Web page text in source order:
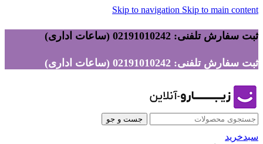
Skip to navigation Skip to main content
ثبت سفارش تلفنی: 02191010242 (ساعات اداری)
ثبت سفارش تلفنی: 02191010242 (ساعات اداری)
جست و جو
سبدخرید